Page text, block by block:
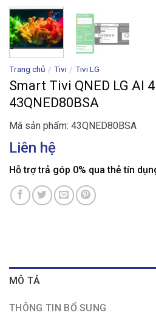
Trang chủ / Tivi / Tivi LG
Smart Tivi QNED LG AI
43QNED80BSA
Mã sản phẩm: 43QNED80BSA
Liên hệ
Hỗ trợ trả góp 0% qua thẻ tín
MÔ TẢ
THÔNG TIN BỔ SUNG